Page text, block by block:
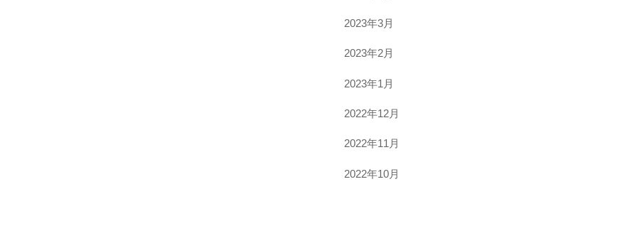
2023年3月
2023年2月
2023年1月
2022年12月
2022年11月
2022年10月